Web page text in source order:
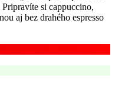
si cappuccino,
aj bez drahého espresso